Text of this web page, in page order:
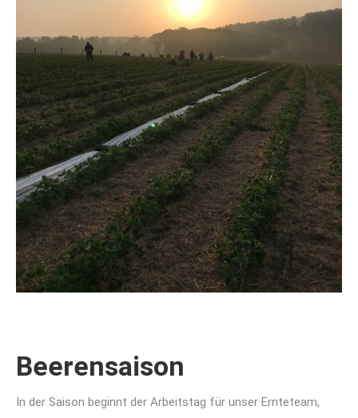
Beerensaison
In der Saison beginnt der Arbeitstag für unser Ernteteam,